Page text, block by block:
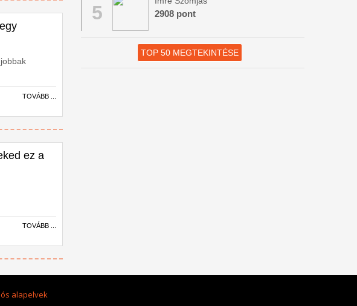
TOVÁBB ...
ez a
TOVÁBB ...
5 2908 pont
TOP 50 MEGTEKINTÉSE
alapelvek